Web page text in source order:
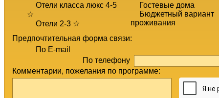
Отели класса люкс 4-5
☆
Отели 2-3 ☆
Гостевые дома
Бюджетный вариант
проживания
Предпочтительная форма связи:
По E-mail
По телефону
Комментарии, пожелания по программе: